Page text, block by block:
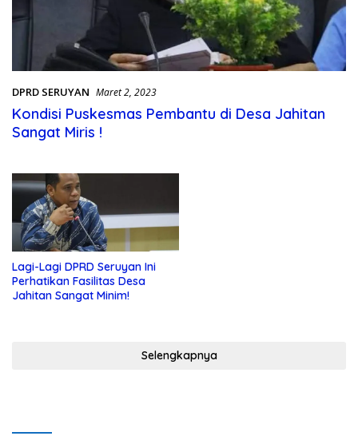
DPRD SERUYAN Maret 2, 2023
Kondisi Puskesmas Pembantu di Desa Jahitan
Sangat Miris !
Lagi-Lagi DPRD Seruyan Ini
Perhatikan Fasilitas Desa
Jahitan Sangat Minim!
Selengkapnya